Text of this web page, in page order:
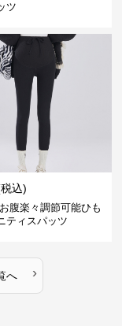
ツ
込)
腹楽々調節可能ひも
ティスパッツ
へ ›